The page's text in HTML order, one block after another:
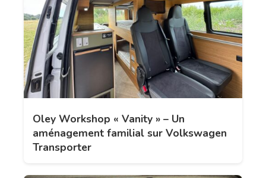
Oley Workshop « Vanity » – Un
aménagement familial sur Volkswagen
Transporter